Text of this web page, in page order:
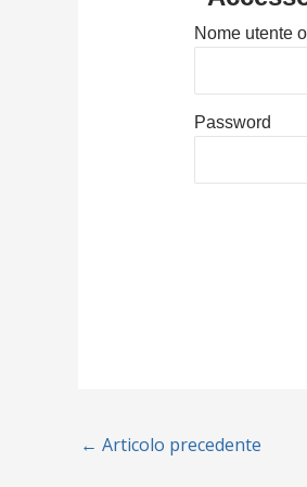
Nome utente
Password
← Articolo precedente